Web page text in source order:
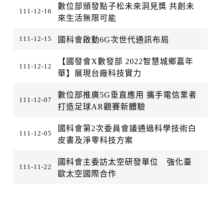
111-12-16
數位部頒發點子松未來洞見獎 共創未
來生活無限可能
111-12-15 國科會啟動6G次世代通訊布局
111-12-12
【國發會X數發部 2022智慧城鄉嘉年
華】展現台廠科技實力
111-12-07
數位部推廣5G垂直應用 攜手電信業者
打造足球AR觀賽新體驗
111-12-05
國科會第2次委員會議通過科學技術白
皮書及淨零科技方案
111-11-22
國科會主委訪太空研發單位 強化臺
歐太空國際合作